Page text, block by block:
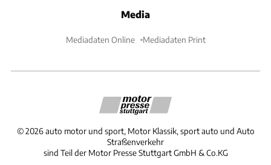
Media
Mediadaten Online Mediadaten Print
©2026 auto motor und sport, Motor Klassik, sport auto und Auto
Straßenverkehr
sind Teil der Motor Presse Stuttgart GmbH & Co.KG